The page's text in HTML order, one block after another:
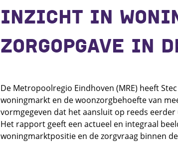
INZICHT IN
ZORGOPGAVE IN
De Metropoolregio Eindhoven (MRE) heeft
woningmarkt en de woonzorgbehoefte van
vormgegeven dat het aansluit op reeds
Het rapport geeft een actueel en integraal
woningmarktpositie en de zorgvraag binnen